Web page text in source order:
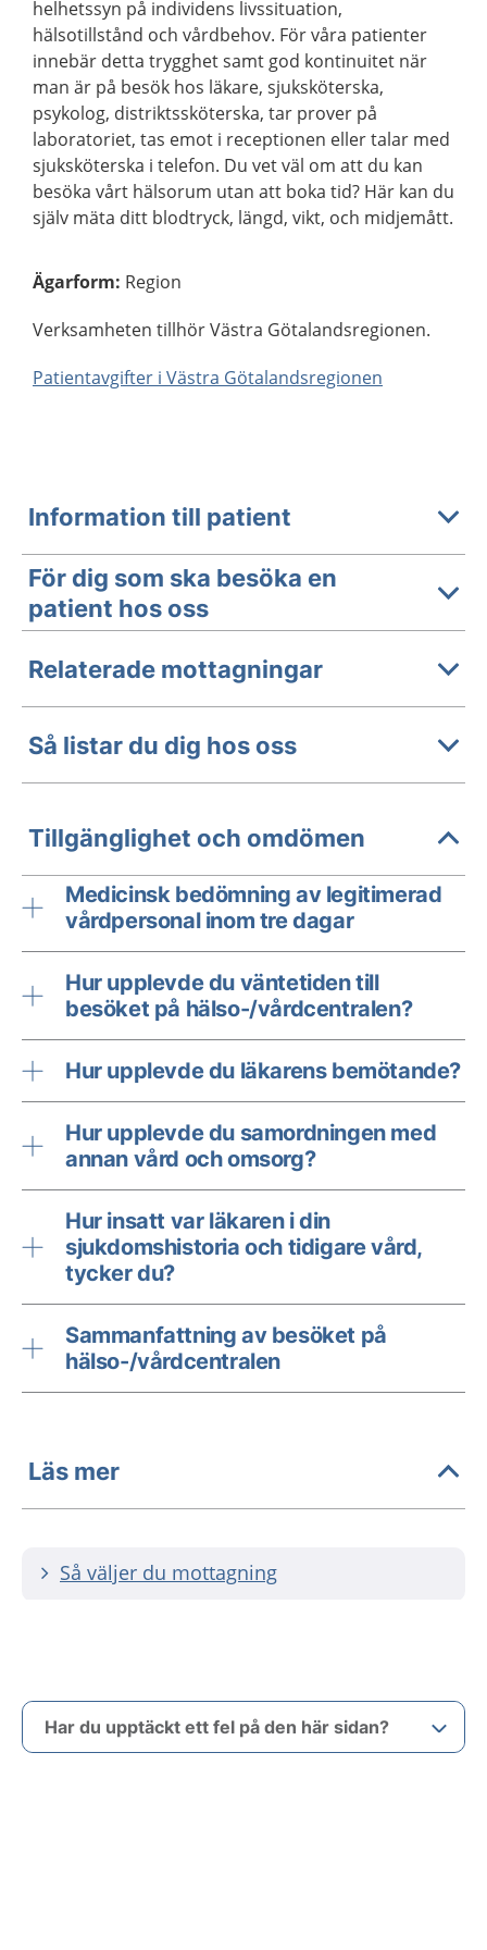
helhetssyn på individens livssituation,
hälsotillstånd och vårdbehov. För våra patienter
innebär detta trygghet samt god kontinuitet när
man är på besök hos läkare, sjuksköterska,
psykolog, distriktssköterska, tar prover på
laboratoriet, tas emot i receptionen eller talar med
sjuksköterska i telefon. Du vet väl om att du kan
besöka vårt hälsorum utan att boka tid? Här kan du
själv mäta ditt blodtryck, längd, vikt, och midjemått.
Ägarform: Region
Verksamheten tillhör Västra Götalandsregionen.
Patientavgifter i Västra Götalandsregionen
Information till patient
För dig som ska besöka en
patient hos oss
Relaterade mottagningar
Så listar du dig hos oss
Tillgänglighet och omdömen
Medicinsk bedömning av legitimerad
vårdpersonal inom tre dagar
Hur upplevde du väntetiden till
besöket på hälso-/vårdcentralen?
Hur upplevde du läkarens bemötande?
Hur upplevde du samordningen med
annan vård och omsorg?
Hur insatt var läkaren i din
sjukdomshistoria och tidigare vård,
tycker du?
Sammanfattning av besöket på
hälso-/vårdcentralen
Läs mer
Så väljer du mottagning
Har du upptäckt ett fel på den här sidan?